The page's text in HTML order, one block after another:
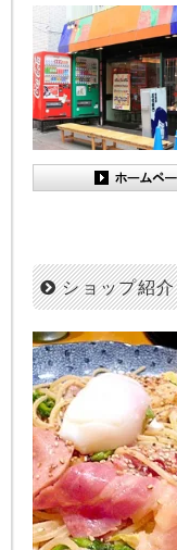
ショップ紹介